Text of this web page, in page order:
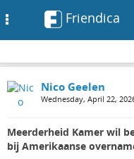
Friendica
Nico Geelen
Wednesday, April 22,
Meerderheid Kamer wil
bij Amerikaanse